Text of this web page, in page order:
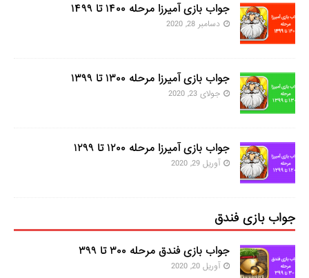
جواب بازی آمیرزا مرحله ۱۴۰۰ تا ۱۴۹۹
دسامبر 28, 2020
جواب بازی آمیرزا مرحله ۱۳۰۰ تا ۱۳۹۹
جولای 23, 2020
جواب بازی آمیرزا مرحله ۱۲۰۰ تا ۱۲۹۹
آوریل 29, 2020
جواب بازی فندق
جواب بازی فندق مرحله ۳۰۰ تا ۳۹۹
آوریل 20, 2020